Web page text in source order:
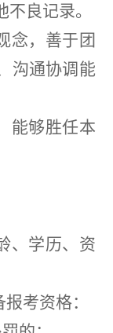
良记录。
念，善于团
沟通协调能
能够胜任本
、学历、资
考资格：